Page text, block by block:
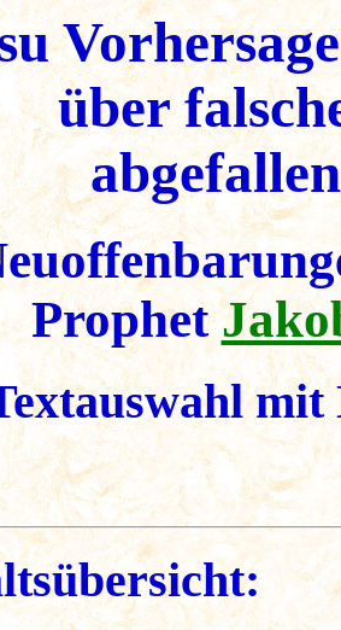
über
Prophet